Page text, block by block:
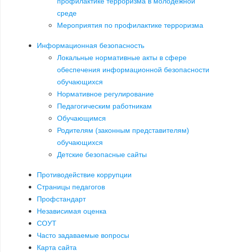
среде
Мероприятия по профилактике терроризма
Информационная безопасность
Локальные нормативные акты в сфере
обеспечения информационной безопасности
обучающихся
Нормативное регулирование
Педагогическим работникам
Обучающимся
Родителям (законным представителям)
обучающихся
Детские безопасные сайты
Противодействие коррупции
Страницы педагогов
Профстандарт
Независимая оценка
СОУТ
Часто задаваемые вопросы
Карта сайта